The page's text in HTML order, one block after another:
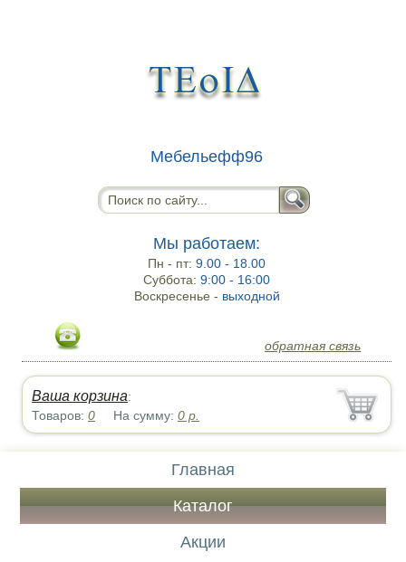
Мебельефф96
Мы работаем:
Пн - пт:9.00 - 18.00
Суббота:9:00 - 16:00
Воскресенье - выходной
обратная связь
Ваша корзина:
Товаров:0 На сумму:0 р.
Главная
Каталог
Акции